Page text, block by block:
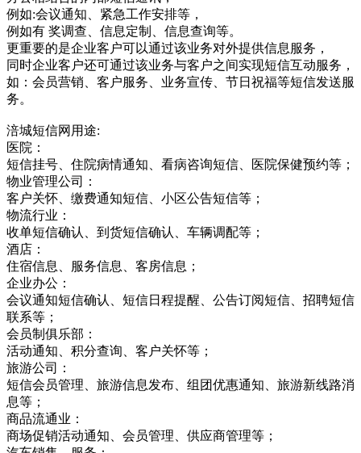
例如:会议通知、紧急工作安排等，
例如有 奖调查、信息定制、信息查询等。
更重要的是企业客户可以通过该业务对外提供信息服务，
同时企业客户还可通过该业务与客户之间实现短信互动服务，
如：会员营销、客户服务、业务宣传、节日祝福等短信发送服
务。
涪城短信网用途:
医院：
短信挂号、住院病情通知、看病咨询短信、医院保健预约等；
物业管理公司：
客户关怀、缴费通知短信、小区公告短信等；
物流行业：
收单短信确认、到货短信确认、车辆调配等；
酒店：
住宿信息、服务信息、客房信息；
企业办公：
会议通知短信确认、短信日程提醒、公告订阅短信、招聘短信
联系等；
会员制俱乐部：
活动通知、积分查询、客户关怀等；
旅游公司：
短信会员管理、旅游信息发布、组团优惠通知、旅游新线路消
息等；
商品流通业：
商场促销活动通知、会员管理、供应商管理等；